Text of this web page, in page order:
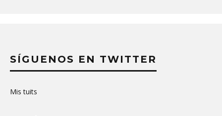
SÍGUENOS EN TWITTER
Mis tuits